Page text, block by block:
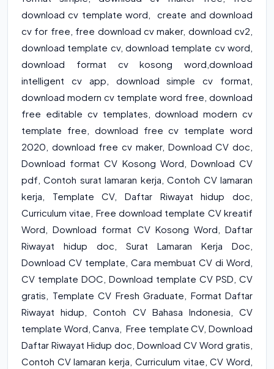
download cv template word, create and download
cv for free, free download cv maker, download cv2,
download template cv, download template cv word,
download format cv kosong word,download
intelligent cv app, download simple cv format,
download modern cv template word free, download
free editable cv templates, download modern cv
template free, download free cv template word
2020, download free cv maker, Download CV doc,
Download format CV Kosong Word, Download CV
pdf, Contoh surat lamaran kerja, Contoh CV lamaran
kerja, Template CV, Daftar Riwayat hidup doc,
Curriculum vitae, Free download template CV kreatif
Word, Download format CV Kosong Word, Daftar
Riwayat hidup doc, Surat Lamaran Kerja Doc,
Download CV template, Cara membuat CV di Word,
CV template DOC, Download template CV PSD, CV
gratis, Template CV Fresh Graduate, Format Daftar
Riwayat hidup, Contoh CV Bahasa Indonesia, CV
template Word, Canva, Free template CV, Download
Daftar Riwayat Hidup doc, Download CV Word gratis,
Contoh CV lamaran kerja, Curriculum vitae, CV Word,